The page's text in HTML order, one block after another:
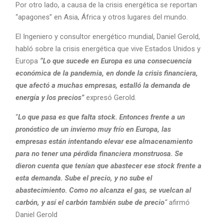
Por otro lado, a causa de la crisis energética se reportan
“apagones” en Asia, África y otros lugares del mundo.
El Ingeniero y consultor energético mundial, Daniel Gerold,
habló sobre la crisis energética que vive Estados Unidos y
Europa “Lo que sucede en Europa es una consecuencia
económica de la pandemia, en donde la crisis financiera,
que afectó a muchas empresas, estalló la demanda de
energía y los precios”expresó Gerold.
“Lo que pasa es que falta stock. Entonces frente a un
pronóstico de un invierno muy frío en Europa, las
empresas están intentando elevar ese almacenamiento
para no tener una pérdida financiera monstruosa. Se
dieron cuenta que tenían que abastecer ese stock frente a
esta demanda. Sube el precio, y no sube el
abastecimiento. Como no alcanza el gas, se vuelcan al
carbón, y así el carbón también sube de precio“afirmó
Daniel Gerold